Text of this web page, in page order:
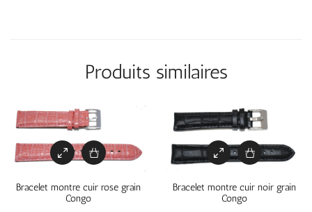
Produits similaires
Bracelet montre cuir rose grain
Congo
Bracelet montre cuir noir grain
Congo